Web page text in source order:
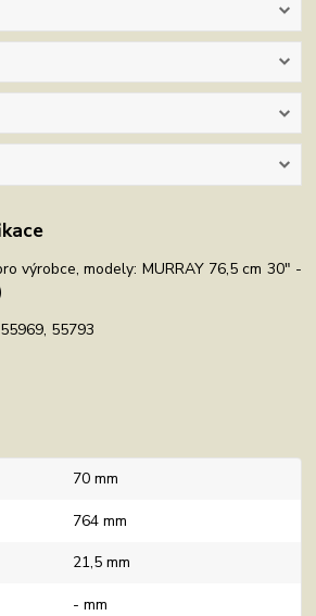
výrobce, modely: MURRAY 76,5 cm 30" -
55793
70 mm
764 mm
21,5 mm
- mm